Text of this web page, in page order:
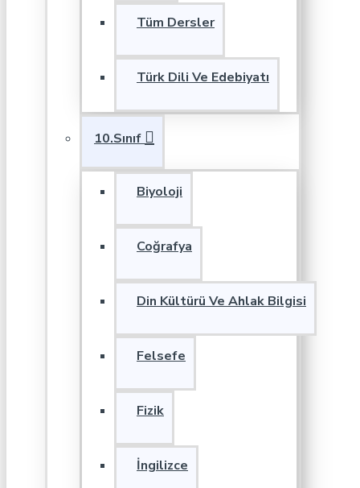
Tüm Dersler
Türk Dili Ve Edebiyatı
10.Sınıf
Biyoloji
Coğrafya
Din Kültürü Ve Ahlak Bilgisi
Felsefe
Fizik
İngilizce